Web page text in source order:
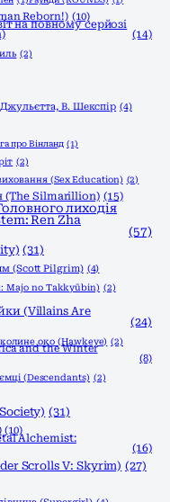
Reborn!) (10)
на повному серйозі
(14)
(2)
В. Шекспір (4)
про Вінланд (1)
(2)
(Sex Education) (2)
(The Silmarillion) (15)
лиходія
Ren Zha
(57)
(31)
(Scott Pilgrim) (4)
Majo no Takkyūbin) (2)
(Villains Are
(24)
око (Hawkeye) (2)
and the Winter
(8)
(Descendants) (2)
(31)
(10)
Alchemist:
(16)
Scrolls V: Skyrim) (27)